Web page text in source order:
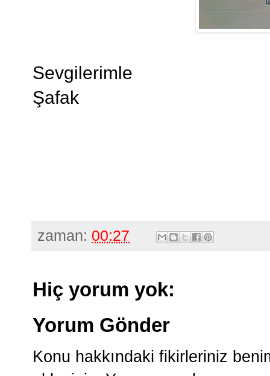
Sevgilerimle
Şafak
zaman: 00:27
Hiç yorum yok:
Yorum Gönder
Konu hakkındaki fikirleriniz